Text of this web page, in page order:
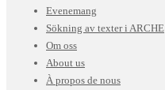
Evenemang
Sökning av texter i ARCHE
Om oss
About us
À propos de nous